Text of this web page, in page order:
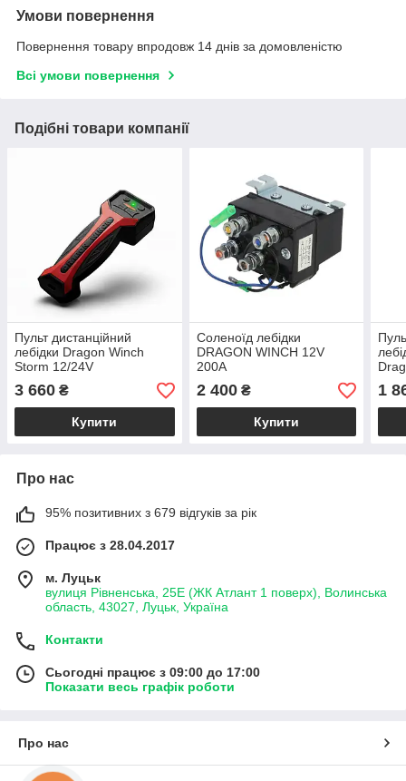
Умови повернення
Повернення товару впродовж 14 днів за домовленістю
Всі умови повернення
Подібні товари компанії
Пульт дистанційний
лебідки Dragon Winch
Storm 12/24V
3 660 ₴
Купити
Соленоїд лебідки
DRAGON WINCH 12V
200А
2 400₴
Купити
1
Про нас
95% позитивних з 679 відгуків за рік
Працює з 28.04.2017
м. Луцьк
вулиця Рівненська, 25Е (ЖК Атлант 1 поверх), Волинська
область, 43027, Луцьк, Україна
Контакти
Сьогодні працює з 09:00 до 17:00
Показати весь графік роботи
Про нас